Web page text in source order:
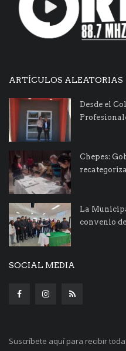
ARTÍCULOS ALEATORIAS
Desde el
Chepes:
La
convenio
SOCIAL MEDIA
Suscríbete aquí para recibir